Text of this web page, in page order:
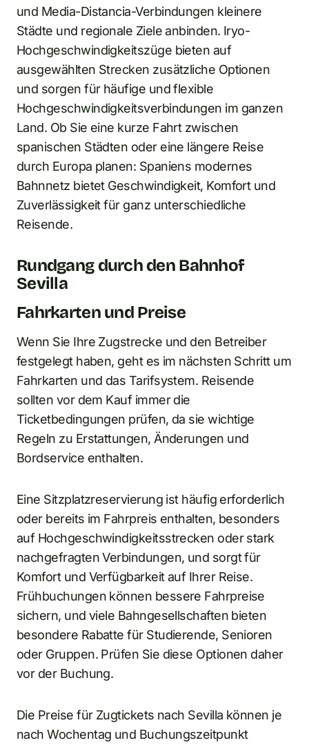
und Media-Distancia-Verbindungen kleinere
Städte und regionale Ziele anbinden. Iryo-
Hochgeschwindigkeitszüge bieten auf
ausgewählten Strecken zusätzliche Optionen
und sorgen für häufige und flexible
Hochgeschwindigkeitsverbindungen im ganzen
Land. Ob Sie eine kurze Fahrt zwischen
spanischen Städten oder eine längere Reise
durch Europa planen: Spaniens modernes
Bahnnetz bietet Geschwindigkeit, Komfort und
Zuverlässigkeit für ganz unterschiedliche
Reisende.
Rundgang durch den Bahnhof
Sevilla
Fahrkarten und Preise
Wenn Sie Ihre Zugstrecke und den Betreiber
festgelegt haben, geht es im nächsten Schritt um
Fahrkarten und das Tarifsystem. Reisende
sollten vor dem Kauf immer die
Ticketbedingungen prüfen, da sie wichtige
Regeln zu Erstattungen, Änderungen und
Bordservice enthalten.
Eine Sitzplatzreservierung ist häufig erforderlich
oder bereits im Fahrpreis enthalten, besonders
auf Hochgeschwindigkeitsstrecken oder stark
nachgefragten Verbindungen, und sorgt für
Komfort und Verfügbarkeit auf Ihrer Reise.
Frühbuchungen können bessere Fahrpreise
sichern, und viele Bahngesellschaften bieten
besondere Rabatte für Studierende, Senioren
oder Gruppen. Prüfen Sie diese Optionen daher
vor der Buchung.
Die Preise für Zugtickets nach Sevilla können je
nach Wochentag und Buchungszeitpunkt